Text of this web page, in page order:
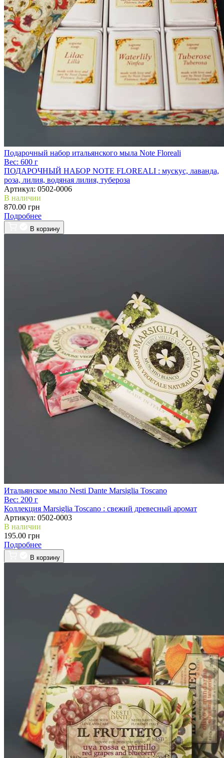
Подарочный набор итальянского мыла Note Floreali
Вес: 600 г
ПОДАРОЧНЫЙ НАБОР NOTE FLOREALI : мускус, лаванда,
роза, лилия, водяная лилия, тубероза
Артикул: 0502-0006
В наличии
870.00 грн
Подробнее
В корзину
Итальянское мыло Nesti Dante Marsiglia Toscano
Вес: 200 г
Коллекция Marsiglia Toscano : свежий древесный аромат
Артикул: 0502-0003
В наличии
195.00 грн
Подробнее
В корзину